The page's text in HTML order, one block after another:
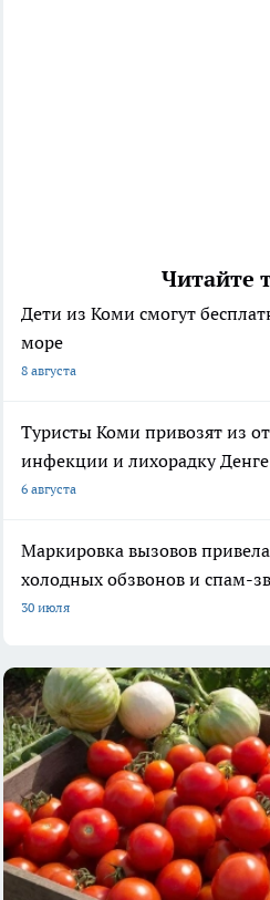
Читайте
Дети из Коми смогут
море
8 августа
Туристы Коми привозят из
инфекции и лихорадку Денге
6 августа
Маркировка вызовов
холодных обзвонов и спам-
30 июля